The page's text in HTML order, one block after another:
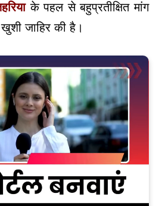
के पहल से बहुप्रतीक्षित मांग
जाहिर की है।